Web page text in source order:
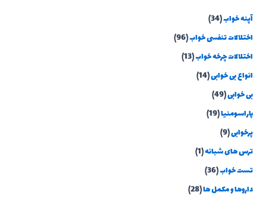
آپنه خواب(34)
اختلالات تنفسی خواب(96)
اختلالات چرخه خواب(13)
انواع بی خوابی(14)
بی خوابی(49)
پاراسومنیا(19)
پرخوابی(9)
ترس های شبانه(1)
تست خواب(36)
داروها و مکمل ها(28)